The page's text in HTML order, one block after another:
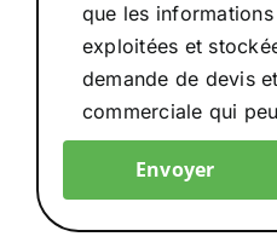
que les
exploitées et
demande de devis
commerciale qui